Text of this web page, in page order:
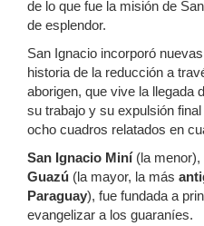
de lo que fue la misión de
de esplendor.
San Ignacio incorporó
historia de la reducción a
aborigen, que vive la llegada
su trabajo y su expulsión
ocho cuadros relatados en
San Ignacio Miní(la menor),
Guazú (la mayor, la más
Paraguay), fue fundada a
evangelizar a los guaraníes.